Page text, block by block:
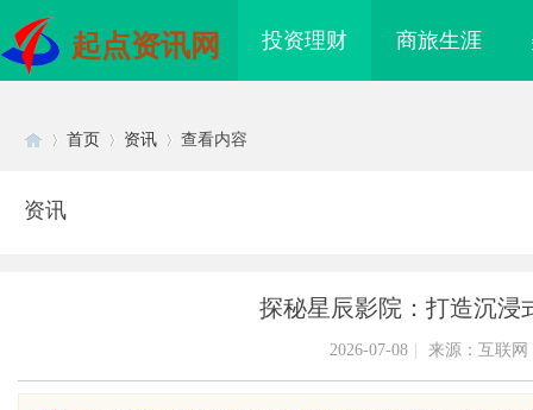
起点资讯网 投资理财 商旅生涯
首页 资讯 查看内容
资讯
探秘星辰影院：打造沉浸
2026-07-08 来源：互联网